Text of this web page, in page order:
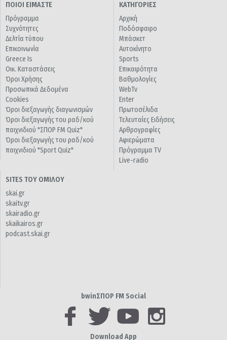
ΠΟΙΟΙ ΕΙΜΑΣΤΕ
Πρόγραμμα
Συχνότητες
Δελτία τύπου
Επικοινωνία
Greece Is
Οικ. Καταστάσεις
Όροι Χρήσης
Προσωπικά Δεδομένα
Cookies
Όροι διεξαγωγής διαγωνισμών
Όροι διεξαγωγής του ραδ/κού
παιχνιδιού "ΣΠΟΡ FM Quiz"
Όροι διεξαγωγής του ραδ/κού
παιχνιδιού "Sport Quiz"
ΚΑΤΗΓΟΡΙΕΣ
Αρχική
Ποδόσφαιρο
Μπάσκετ
Αυτοκίνητο
Sports
Επικαιρότητα
Βαθμολογίες
WebTv
Enter
Πρωτοσέλιδα
Τελευταίες Ειδήσεις
Αρθρογραφίες
Αφιερώματα
Πρόγραμμα TV
Live-radio
SITES ΤΟΥ ΟΜΙΛΟΥ
skai.gr
skaitv.gr
skairadio.gr
skaikairos.gr
podcast.skai.gr
bwinΣΠΟΡ FM Social
Download App